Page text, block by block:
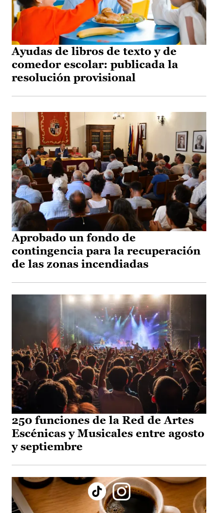
Ayudas de libros de texto y de
comedor escolar: publicada la
resolución provisional
Aprobado un fondo de
contingencia para la recuperación
de las zonas incendiadas
250 funciones de la Red de Artes
Escénicas y Musicales entre agosto
y septiembre